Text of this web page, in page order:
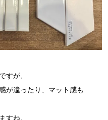
すが、
が違ったり、マット感も
すね。